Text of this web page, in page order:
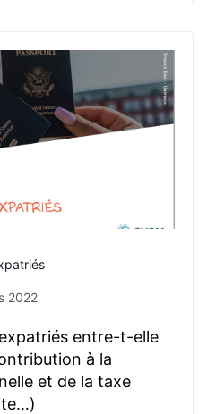
2022
entre-t-elle
à la
et de la taxe